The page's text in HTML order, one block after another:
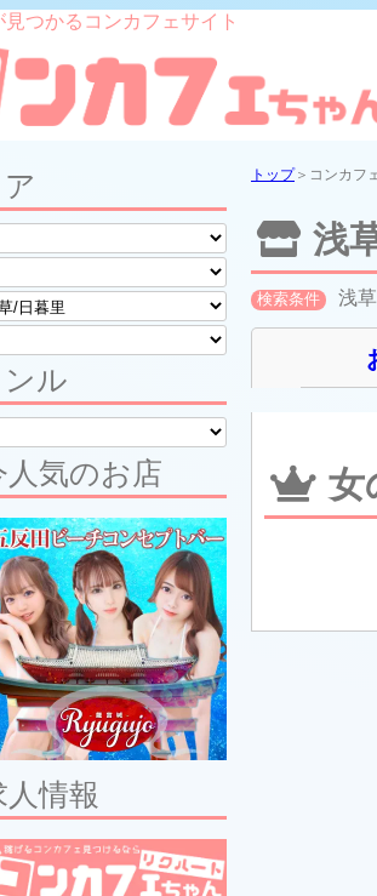
見つかるコンカフェサイト
ル
人気のお店
人情報
トップ＞コンカフ
浅
検索条件 浅
女